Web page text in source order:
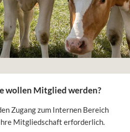
wollen Mitglied werden?
Zugang zum Internen Bereich
Mitgliedschaft erforderlich.